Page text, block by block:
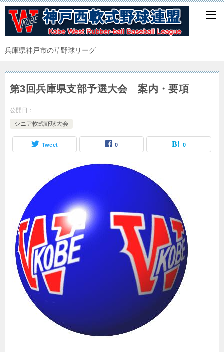
兵庫県神戸市の草野球リーグ
第3回兵庫県支部予選大会 案内・要項
公開日：
シニア軟式野球大会
Tweet 0 0